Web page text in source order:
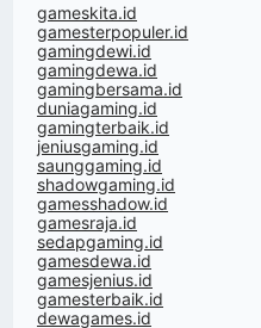
gameskita.id
gamesterpopuler.id
gamingdewi.id
gamingdewa.id
gamingbersama.id
duniagaming.id
gamingterbaik.id
jeniusgaming.id
saunggaming.id
shadowgaming.id
gamesshadow.id
gamesraja.id
sedapgaming.id
gamesdewa.id
gamesjenius.id
gamesterbaik.id
dewagames.id